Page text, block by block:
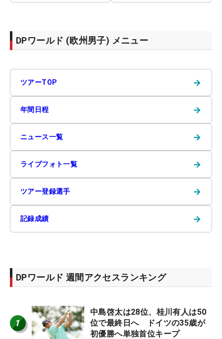
DPワールド (欧州男子) メニュー
ツアーTOP →
年間日程 →
ニュース一覧 →
ライブフォト一覧 →
ツアー登録選手 →
記録成績 →
DPワールド 週間アクセスランキング
1
中島啓太は28位、桂川有人は50
位で最終日へ ドイツの35歳が
初優勝へ単独首位キープ